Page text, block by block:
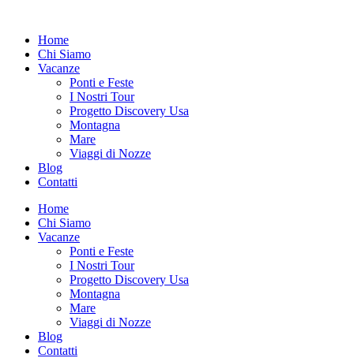
contenutoHome
Chi Siamo
Vacanze
Ponti e Feste
I Nostri Tour
Progetto Discovery Usa
Montagna
Mare
Viaggi di Nozze
Blog
Contatti
Home
Chi Siamo
Vacanze
Ponti e Feste
I Nostri Tour
Progetto Discovery Usa
Montagna
Mare
Viaggi di Nozze
Blog
Contatti